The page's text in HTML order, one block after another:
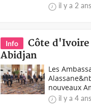
il y a 2 ans
Info
Côte d'Ivoire
Abidjan
Les
nouveaux
il y a 4 ans